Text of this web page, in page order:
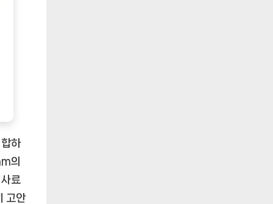
하
의
료
고안